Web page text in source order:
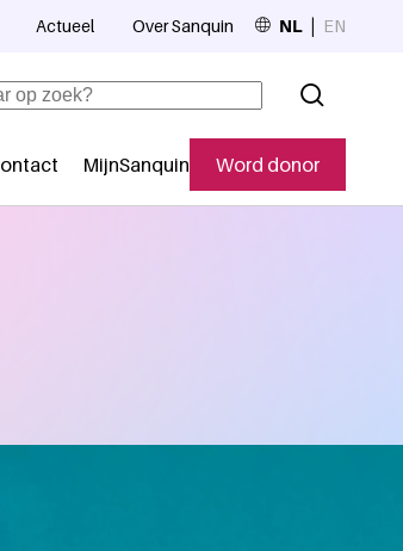
navigatie
MijnSanquin Word donor
Actueel Over Sanquin NL EN